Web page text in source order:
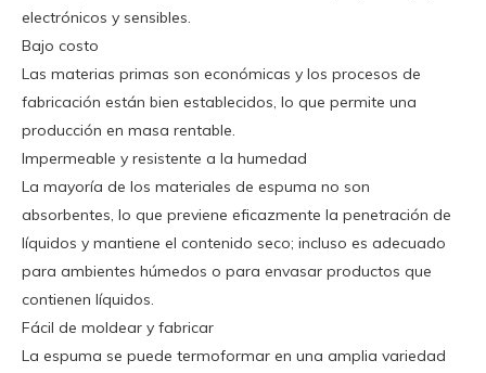
electrónicos y sensibles.
Bajo costo
Las materias primas son económicas y los procesos de
fabricación están bien establecidos, lo que permite una
producción en masa rentable.
Impermeable y resistente a la humedad
La mayoría de los materiales de espuma no son
absorbentes, lo que previene eficazmente la penetración de
líquidos y mantiene el contenido seco; incluso es adecuado
para ambientes húmedos o para envasar productos que
contienen líquidos.
Fácil de moldear y fabricar
La espuma se puede termoformar en una amplia variedad